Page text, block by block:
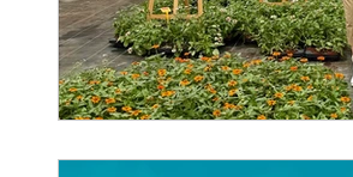
Cineaste-Vidéaste
Artiste peintre Paris